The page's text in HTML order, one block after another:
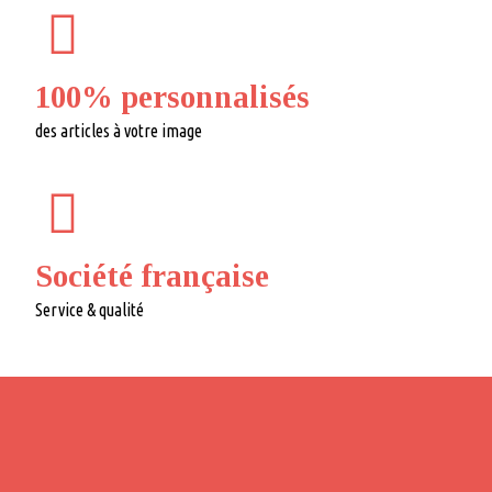
100% personnalisés
des articles à votre image
Société française
Service & qualité